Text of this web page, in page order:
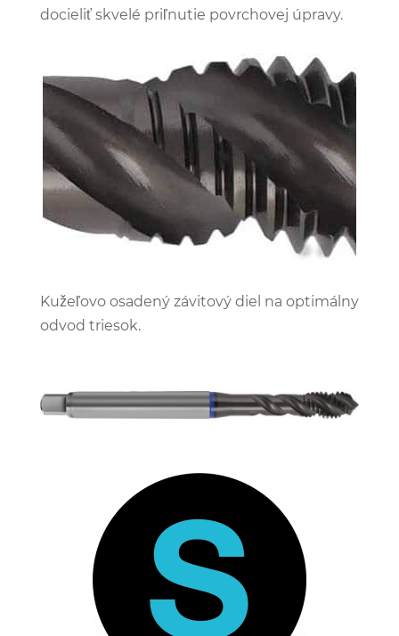
docieliť skvelé priľnutie povrchovej úpravy.
Kužeľovo osadený závitový diel na optimálny
odvod triesok.